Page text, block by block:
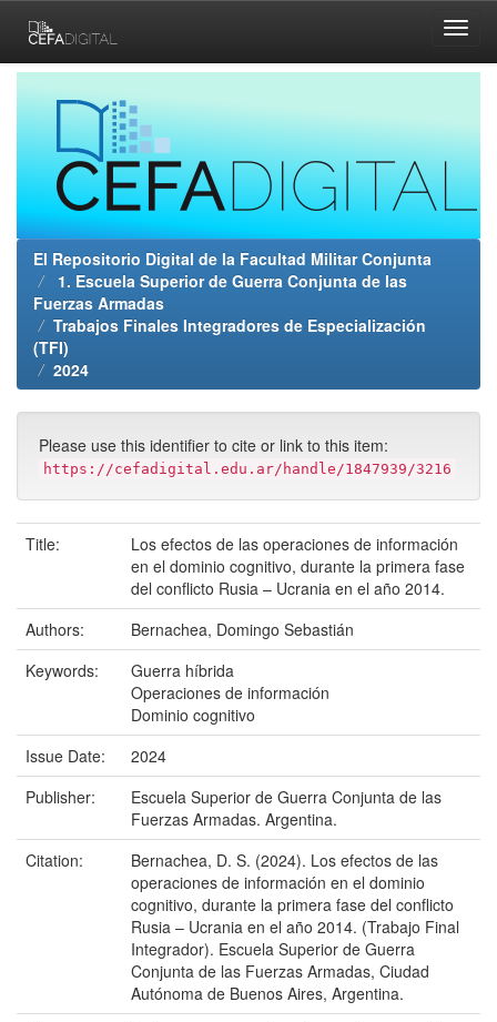
navigation
El Repositorio Digital de la Facultad Militar Conjunta
1. Escuela Superior de Guerra Conjunta de las
Fuerzas Armadas
Trabajos Finales Integradores de Especialización
(TFI)
2024
Please use this identifier to cite or link to this item:
https://cefadigital.edu.ar/handle/1847939/3216
Title:
Los efectos de las operaciones de información
en el dominio cognitivo, durante la primera fase
del conflicto Rusia – Ucrania en el año 2014.
Authors:
Bernachea, Domingo Sebastián
Keywords:
Guerra híbrida
Operaciones de información
Dominio cognitivo
Issue Date:
2024
Publisher:
Escuela Superior de Guerra Conjunta de las
Fuerzas Armadas. Argentina.
Citation:
Bernachea, D. S. (2024). Los efectos de las
operaciones de información en el dominio
cognitivo, durante la primera fase del conflicto
Rusia – Ucrania en el año 2014. (Trabajo Final
Integrador). Escuela Superior de Guerra
Conjunta de las Fuerzas Armadas, Ciudad
Autónoma de Buenos Aires, Argentina.